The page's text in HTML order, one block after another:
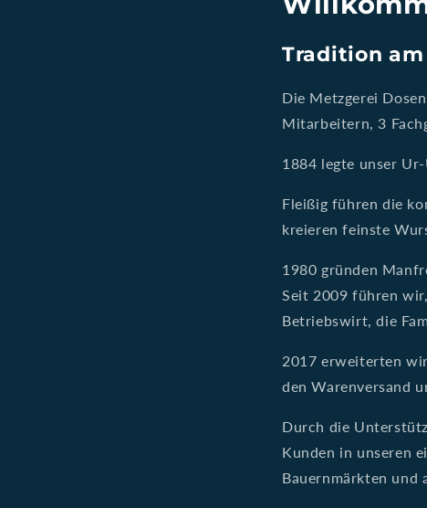
Tradition
Die Metzgerei
Mitarbeitern, 3
1884 legte unser
Fleißig führen die
kreieren feinste
1980 gründen
Seit 2009 führen
Betriebswirt, die
2017 erweiterten
den Warenversand
Durch die
Kunden in unseren
Bauernmärkten und